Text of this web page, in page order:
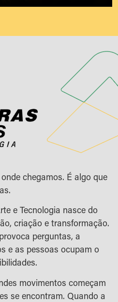
chegamos. É algo que
e Tecnologia nasce do
criação e transformação.
perguntas, a
e as pessoas ocupam o
movimentos começam
se encontram. Quando a